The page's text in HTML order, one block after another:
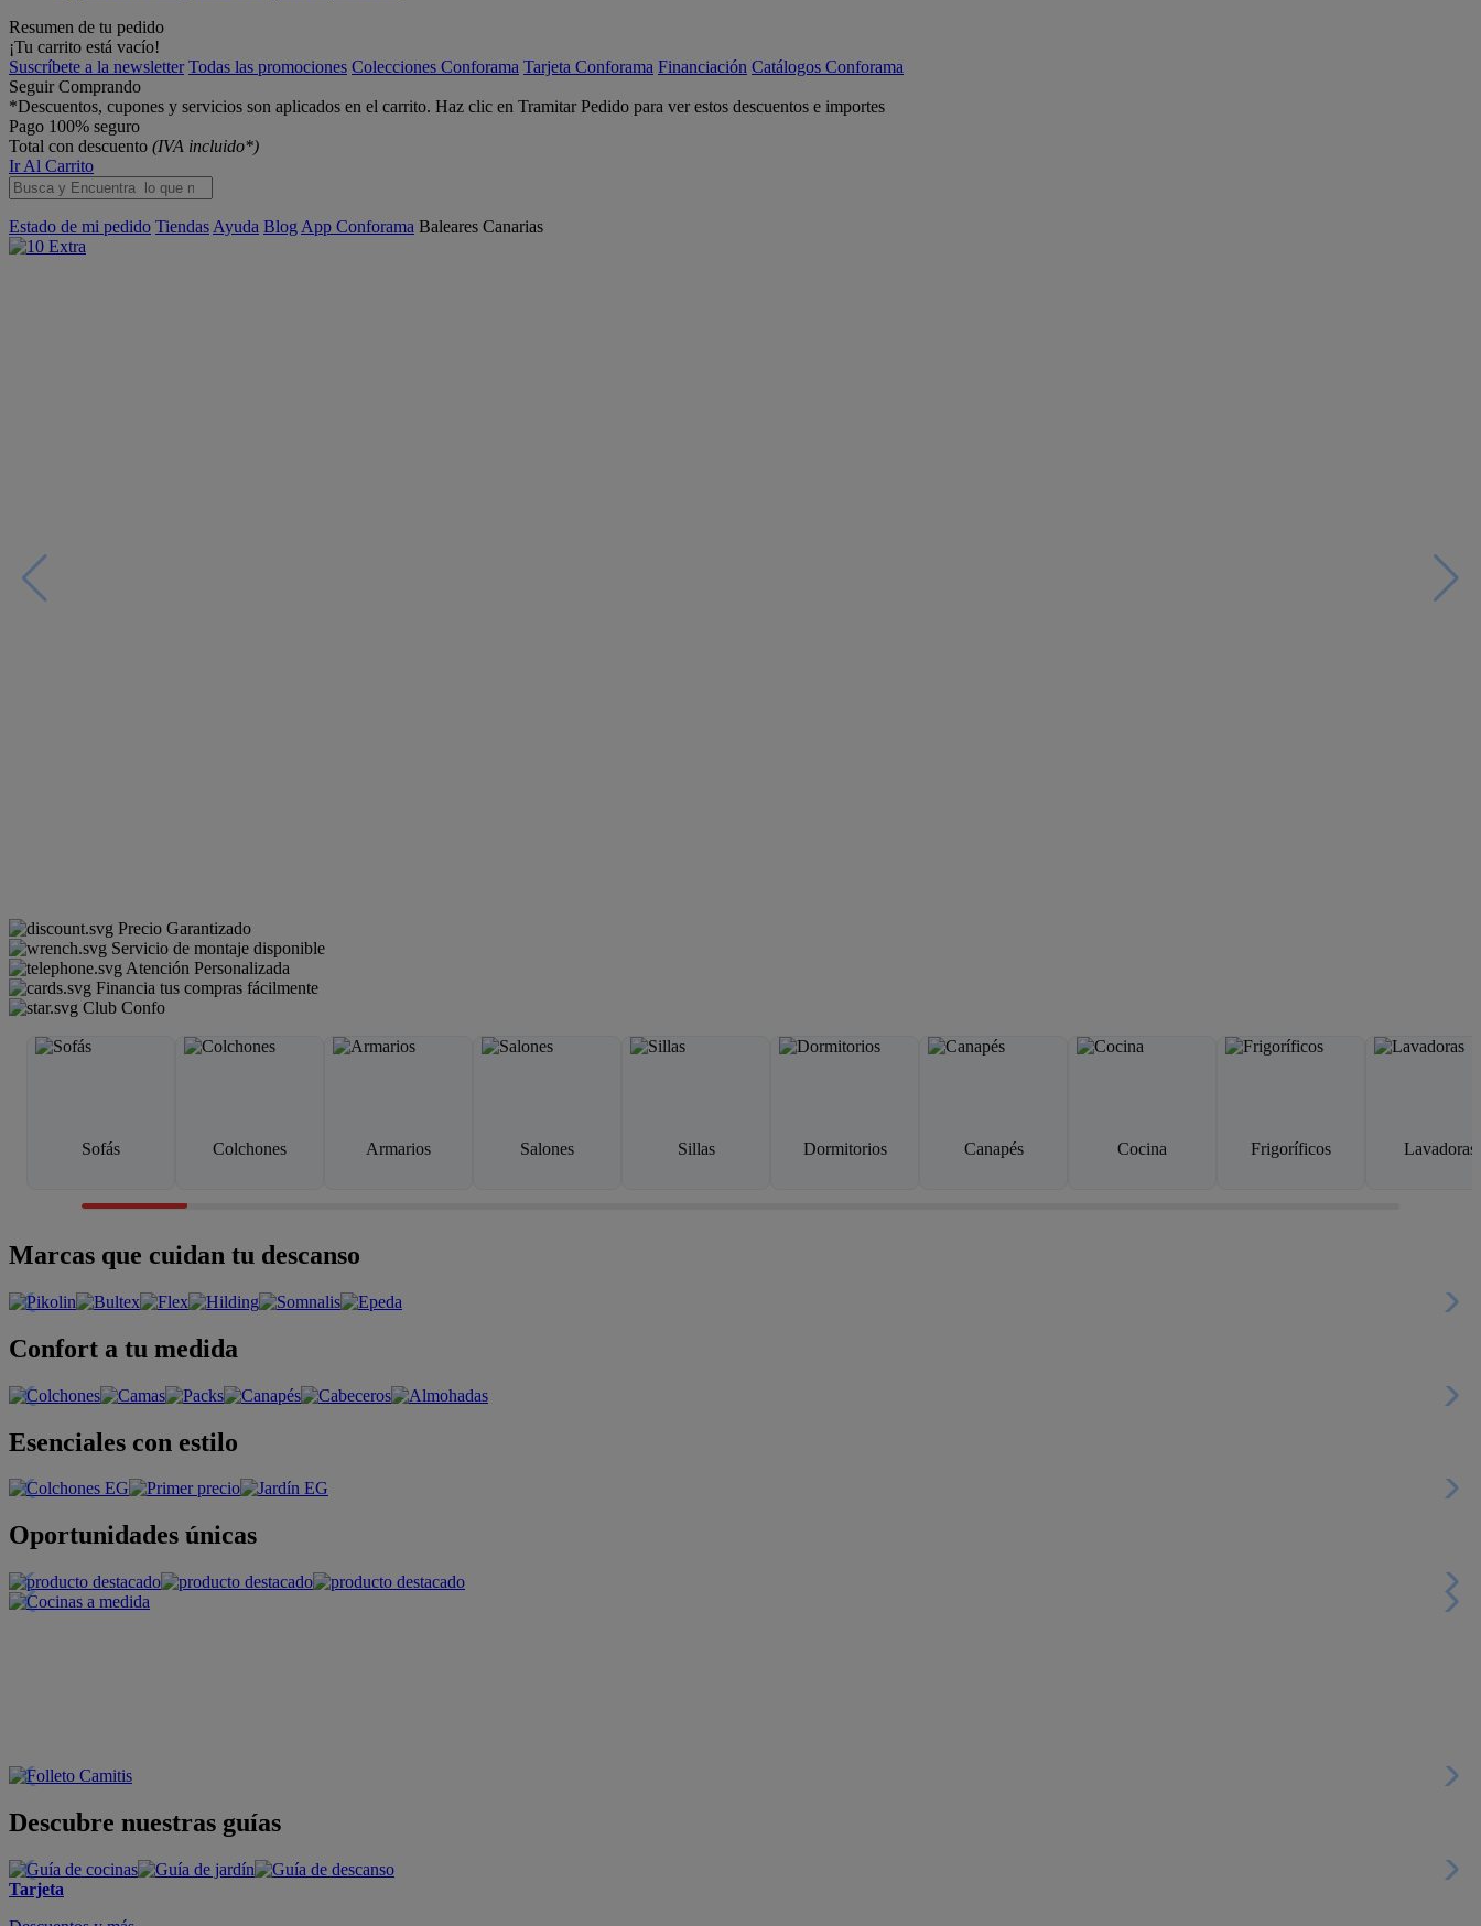
Resumen de tu pedido
¡Tu carrito está vacío!
Suscríbete a la newsletter Todas las promociones Colecciones Conforama Tarjeta Conforama Financiación Catálogos Conforama
Seguir Comprando
*Descuentos, cupones y servicios son aplicados en el carrito. Haz clic en Tramitar Pedido para ver estos descuentos e importes
Pago 100% seguro
Total con descuento (IVA incluido*)
Ir Al Carrito
Estado de mi pedido Tiendas Ayuda Blog App Conforama Baleares Canarias
Precio Garantizado
Servicio de montaje disponible
Atención Personalizada
Financia tus compras fácilmente
Club Confo
Sofás Colchones Armarios Salones Sillas Dormitorios Canapés Cocina Frigoríficos Lavadoras
Marcas que cuidan tu descanso
Confort a tu medida
Esenciales con estilo
Oportunidades únicas
Descubre nuestras guías
Tarjeta